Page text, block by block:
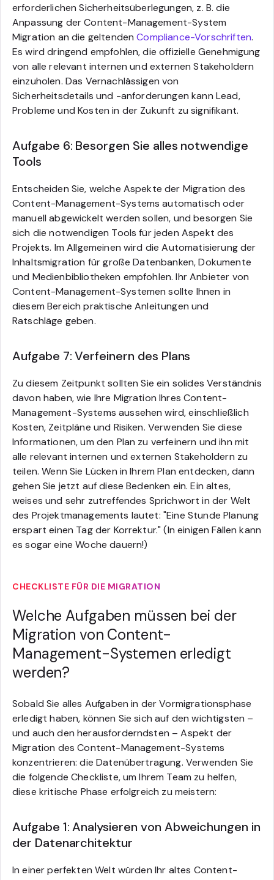
erforderlichen Sicherheitsüberlegungen, z. B. die
Anpassung der Content-Management-System
Migration an die geltendenCompliance-Vorschriften.
Es wird dringend empfohlen, die offizielle Genehmigung
von alle relevant internen und externen Stakeholdern
einzuholen. Das Vernachlässigen von
Sicherheitsdetails und -anforderungen kann Lead,
Probleme und Kosten in der Zukunft zu signifikant.
Aufgabe 6: Besorgen Sie alles notwendige
Tools
Entscheiden Sie, welche Aspekte der Migration des
Content-Management-Systems automatisch oder
manuell abgewickelt werden sollen, und besorgen Sie
sich die notwendigen Tools für jeden Aspekt des
Projekts. Im Allgemeinen wird die Automatisierung der
Inhaltsmigration für große Datenbanken, Dokumente
und Medienbibliotheken empfohlen. Ihr Anbieter von
Content-Management-Systemen sollte Ihnen in
diesem Bereich praktische Anleitungen und
Ratschläge geben.
Aufgabe 7: Verfeinern des Plans
Zu diesem Zeitpunkt sollten Sie ein solides Verständnis
davon haben, wie Ihre Migration Ihres Content-
Management-Systems aussehen wird, einschließlich
Kosten, Zeitpläne und Risiken. Verwenden Sie diese
Informationen, um den Plan zu verfeinern und ihn mit
alle relevant internen und externen Stakeholdern zu
teilen. Wenn Sie Lücken in Ihrem Plan entdecken, dann
gehen Sie jetzt auf diese Bedenken ein. Ein altes,
weises und sehr zutreffendes Sprichwort in der Welt
des Projektmanagements lautet: "Eine Stunde Planung
erspart einen Tag der Korrektur." (In einigen Fällen kann
es sogar eine Woche dauern!)
CHECKLISTE FÜR DIE MIGRATION
Welche Aufgaben müssen bei der
Migration von Content-
Management-Systemen erledigt
werden?
Sobald Sie alles Aufgaben in der Vormigrationsphase
erledigt haben, können Sie sich auf den wichtigsten –
und auch den herausforderndsten – Aspekt der
Migration des Content-Management-Systems
konzentrieren: die Datenübertragung. Verwenden Sie
die folgende Checkliste, um Ihrem Team zu helfen,
diese kritische Phase erfolgreich zu meistern:
Aufgabe 1: Analysieren von Abweichungen in
der Datenarchitektur
In einer perfekten Welt würden Ihr altes Content-